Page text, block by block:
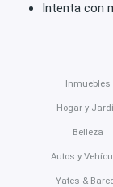
Intenta con
Inmuebles
Hogar y
Belleza
Autos y
Yates &